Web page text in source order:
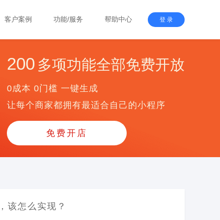
客户案例 功能/服务 帮助中心 登 录
200 多项功能全部免费开放
0成本 0门槛 一键生成
让每个商家都拥有最适合自己的小程序
免费开店
该怎么实现？